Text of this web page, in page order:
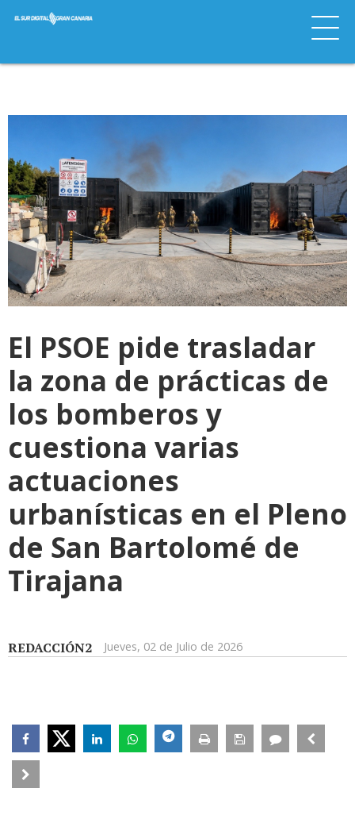
El PSOE pide trasladar
la zona de prácticas de
los bomberos y
cuestiona varias
actuaciones
urbanísticas en el Pleno
de San Bartolomé de
Tirajana
REDACCIÓN2 Jueves, 02 de Julio de 2026